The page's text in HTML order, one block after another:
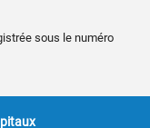
sous le numéro